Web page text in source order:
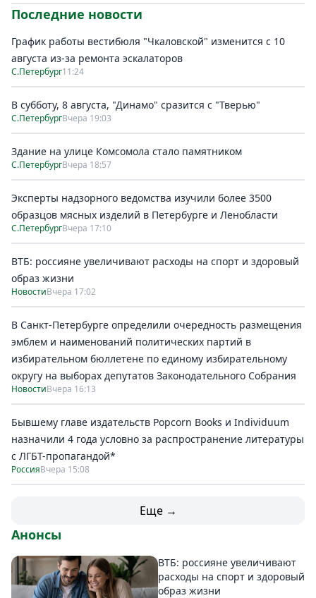
Последние новости
График работы вестибюля "Чкаловской" изменится с 10
августа из-за ремонта эскалаторов
С.Петербург11:24
В субботу, 8 августа, "Динамо" сразится с "Тверью"
С.ПетербургВчера 19:03
Здание на улице Комсомола стало памятником
С.ПетербургВчера 18:57
Эксперты надзорного ведомства изучили более 3500
образцов мясных изделий в Петербурге и Ленобласти
С.ПетербургВчера 17:10
ВТБ: россияне увеличивают расходы на спорт и здоровый
образ жизни
НовостиВчера 17:02
В Санкт-Петербурге определили очередность размещения
эмблем и наименований политических партий в
избирательном бюллетене по единому избирательному
округу на выборах депутатов Законодательного Собрания
НовостиВчера 16:13
Бывшему главе издательств Popcorn Books и Individuum
назначили 4 года условно за распространение литературы
с ЛГБТ-пропагандой*
РоссияВчера 15:08
Еще →
Анонсы
ВТБ: россияне увеличивают
расходы на спорт и здоровый
образ жизни